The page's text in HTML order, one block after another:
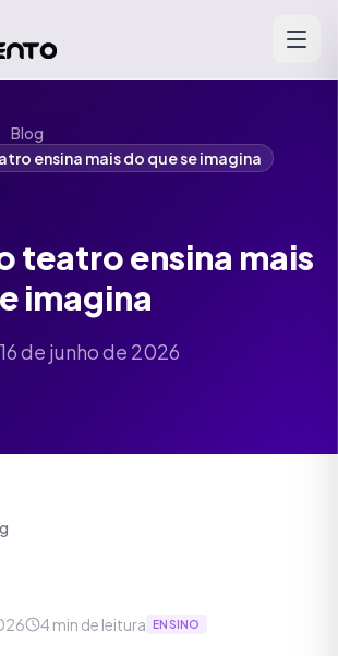
Blog
ensina mais do que se imagina
teatro ensina mais
imagina
de junho de 2026
4 min de leitura ENSINO